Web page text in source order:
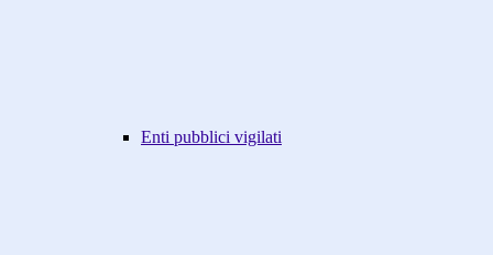
Enti pubblici vigilati